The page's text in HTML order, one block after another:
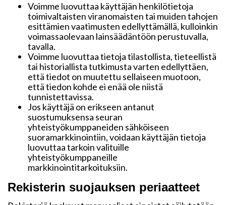
Voimme luovuttaa käyttäjän henkilötietoja
toimivaltaisten viranomaisten tai muiden tahojen
esittämien vaatimusten edellyttämällä, kulloinkin
voimassaolevaan lainsäädäntöön perustuvalla,
tavalla.
Voimme luovuttaa tietoja tilastollista, tieteellistä
tai historiallista tutkimusta varten edellyttäen,
että tiedot on muutettu sellaiseen muotoon,
että tiedon kohde ei enää ole niistä
tunnistettavissa.
Jos käyttäjä on erikseen antanut
suostumuksensa seuran
yhteistyökumppaneiden sähköiseen
suoramarkkinointiin, voidaan käyttäjän tietoja
luovuttaa tarkoin valituille
yhteistyökumppaneille
markkinointitarkoituksiin.
Rekisterin suojauksen periaatteet